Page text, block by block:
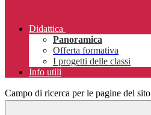
Didattica
Panoramica
Offerta formativa
I progetti delle classi
Info utili
Campo di ricerca per le pagine del sito